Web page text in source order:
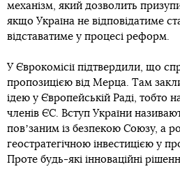
механізм, який дозволить
якщо Україна не відповідатиме
відставатиме у процесі реформ.
У Єврокомісії підтвердили, що
пропозицією від Мерца. Там
ідею у Європейській Раді, тобто
членів ЄС. Вступ України
повʼзаним із безпекою Союзу, а
геостратегічною інвестицією у
Проте будь-які інноваційні